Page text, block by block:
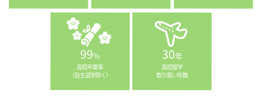
99%
高校卒業率
（自主退学除く）
30年
高校留学
取り扱い年数